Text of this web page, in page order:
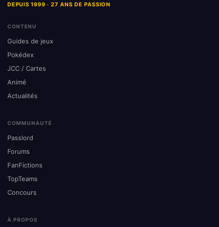
DEPUIS 1999 · 27 ANS DE PASSION
CONTENU
Guides de jeux
Pokédex
JCC / Cartes
Animé
Actualités
COMMUNAUTÉ
Passlord
Forums
FanFictions
TopTeams
Concours
À PROPOS